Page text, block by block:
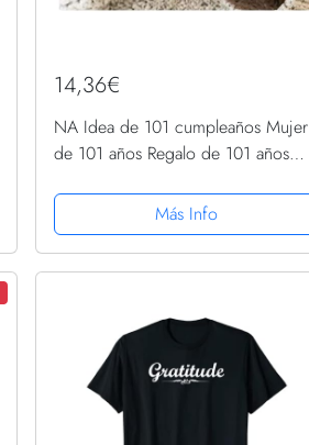
14,36€
NA Idea de 101 cumpleaños Mujer
de 101 años Regalo de 101 años
Más Info